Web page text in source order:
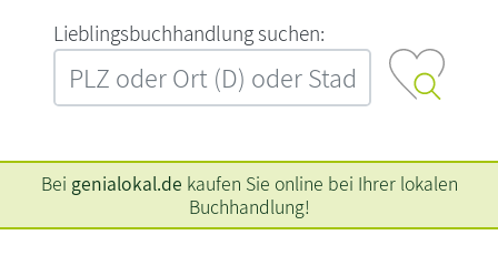
L‍i‍e‍b‍l‍i‍n‍g‍s‍b‍u‍c‍h‍h‍a‍n‍d‍l‍u‍n‍g‍ ‍s‍u‍c‍h‍e‍n‍:‍
Bei genialokal.de kaufen Sie online bei Ihrer lokalen
Buchhandlung!